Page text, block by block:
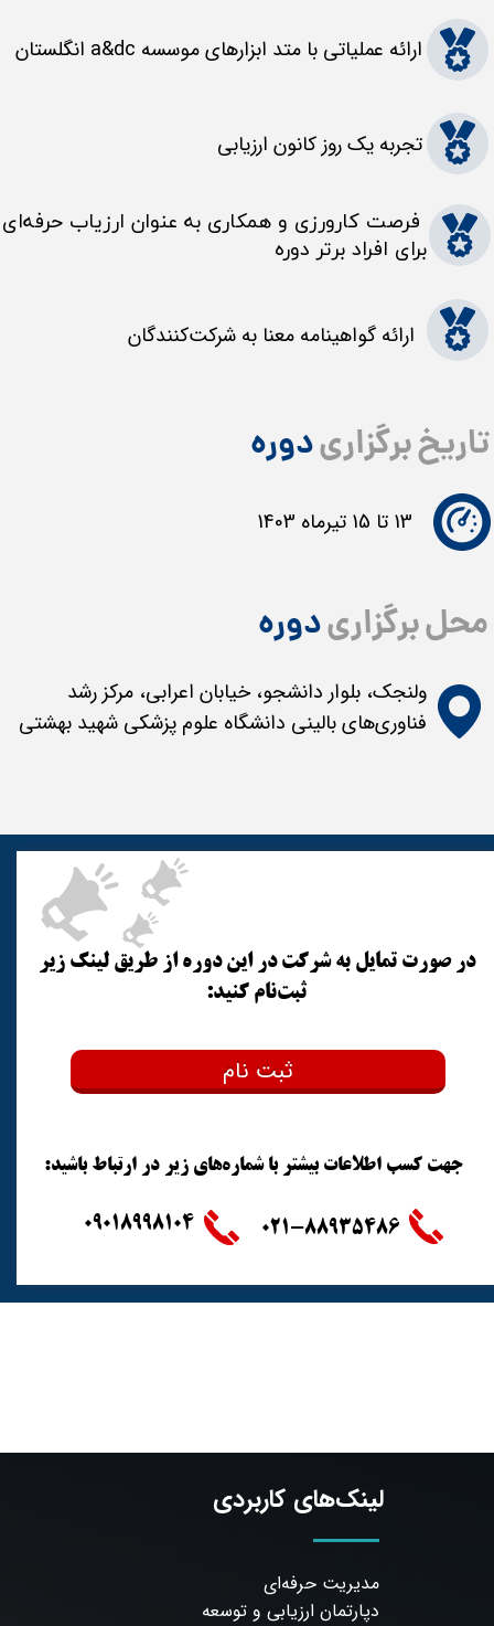
ارائه عملیاتی با متد ابزارهای موسسه a&dc انگلستان
فرصت کارورزی و همکاری به عنوان ارزیاب حرفه‌ای
​​​​​​​برای افراد برتر دوره
تجربه یک روز کانون ارزیابی ​​​​​​​
ارائه گواهینامه معنا به شرکت‌کنندگان
محل برگزاریدوره
13 تا 15 تیرماه 1403 ​​​​​​​
تاریخ برگزاریدوره
​ولنجک، بلوار دانشجو، خیابان اعرابی، مرکز رشد
فناوری‌های بالینی دانشگاه علوم پزشکی شهید بهشتی
در صورت تمایل به شرکت در این دوره از طریق لینک زیر
ثبت‌نام کنید:
ثبت نام
​جهت کسب اطلاعات بیشتر با شماره‌های زیر در ارتباط باشید:
​021-88935486
09018998104
لینک‌های کاربردی
مدیریت حرفه‌ای
دپارتمان ارزیابی و توسعه